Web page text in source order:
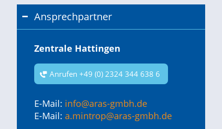
Ansprechpartner
Zentrale Hattingen
Anrufen +49 (0) 2324 344 638 6
E-Mail: info@aras-gmbh.de
E-Mail: a.mintrop@aras-gmbh.de